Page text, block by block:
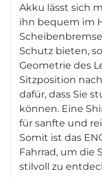
Akku lässt sich
ihn bequem im
Schutz bieten,
Geometrie des
Sitzposition
dafür, dass Sie
können. Eine
für sanfte und
Somit ist das
Fahrrad, um die
stilvoll zu